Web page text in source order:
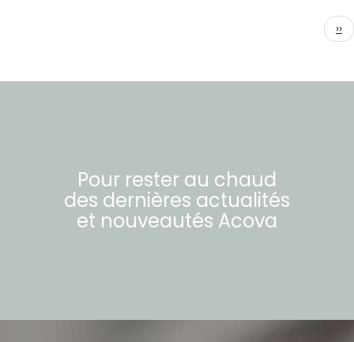
››
Pour rester au chaud
des dernières actualités
et nouveautés Acova